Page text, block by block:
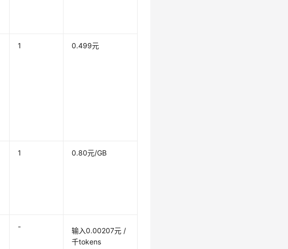
1 0.499元
1 0.80元/GB
- 输入0.00207元 /
千tokens